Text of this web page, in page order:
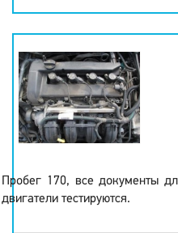
Пробег 170, все документы
двигатели тестируются.